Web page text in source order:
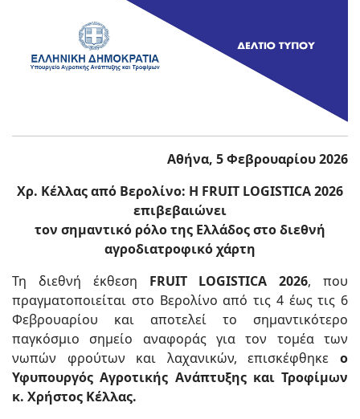
Αθήνα, 5 Φεβρουαρίου 2026
Χρ. Κέλλας από Βερολίνο: Η FRUIT LOGISTICA 2026
επιβεβαιώνει
τον σημαντικό ρόλο της Ελλάδοςστο διεθνή
αγροδιατροφικό χάρτη
Τη διεθνή έκθεση FRUIT LOGISTICA 2026, που
πραγματοποιείται στο Βερολίνο από τις 4 έως τις 6
Φεβρουαρίου και αποτελεί το σημαντικότερο
παγκόσμιο σημείο αναφοράς για τον τομέα των
νωπών φρούτων και λαχανικών, επισκέφθηκε ο
Υφυπουργός Αγροτικής Ανάπτυξης και Τροφίμων
κ. Χρήστος Κέλλας.